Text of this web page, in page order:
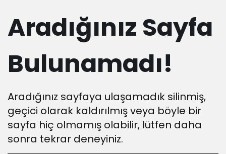
Aradığınız Sayfa
Bulunamadı!
Aradığınız sayfaya ulaşamadık silinmiş,
geçici olarak kaldırılmış veya böyle bir
sayfa hiç olmamış olabilir, lütfen daha
sonra tekrar deneyiniz.